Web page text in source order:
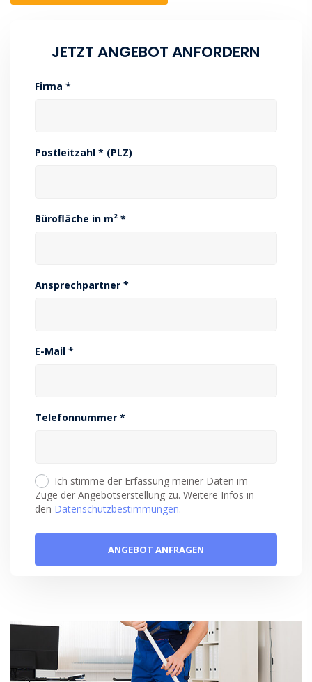
JETZT ANGEBOT ANFORDERN
Firma *
Postleitzahl * (PLZ)
Bürofläche in m² *
Ansprechpartner *
E-Mail *
Telefonnummer *
Ich stimme der Erfassung meiner Daten im
Zuge der Angebotserstellung zu. Weitere Infos in
den Datenschutzbestimmungen.